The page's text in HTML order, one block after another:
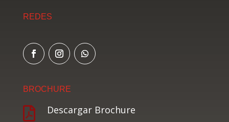
REDES
BROCHURE
 Descargar Brochure